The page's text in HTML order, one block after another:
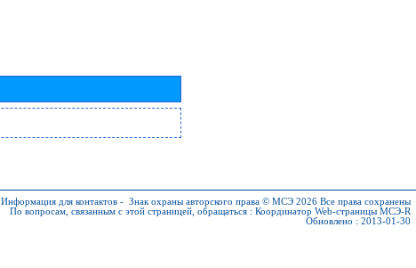
Информация для контактов - Знак охраны авторского права © МСЭ 2026 Все права сохранены
По вопросам, связанным с этой страницей, обращаться : Координатор Web-страницы МСЭ-R
Обновлено : 2013-01-30